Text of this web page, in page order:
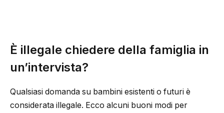
È illegale chiedere della famiglia in
un’intervista?
Qualsiasi domanda su bambini esistenti o futuri è
considerata illegale. Ecco alcuni buoni modi per